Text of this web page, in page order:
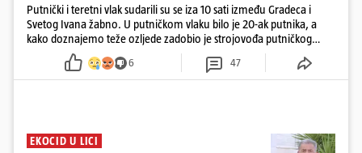
Putnički i teretni vlak sudarili su se iza 10 sati između Gradeca i
Svetog Ivana žabno. U putničkom vlaku bilo je 20-ak putnika, a
kako doznajemo teže ozljede zadobio je strojovođa putničkog
vlaka. Zatvoren je promet, a fotoreporteri Prigorskog objavili su
prve snimke s mjesta sudara
6 47
EKOCID U LICI